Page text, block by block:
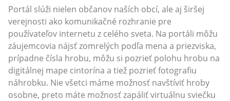
Portál slúži nielen občanov naších obcí, ale aj širšej
verejnosti ako komunikačné rozhranie pre
používateľov internetu z celého sveta. Na portáli môžu
záujemcovia nájsť zomrelých podľa mena a priezviska,
prípadne čísla hrobu, môžu si pozrieť polohu hrobu na
digitálnej mape cintorína a tiež pozrieť fotografiu
náhrobku. Nie všetci máme možnosť navštíviť hroby
osobne, preto máte možnosť zapáliť virtuálnu sviečku